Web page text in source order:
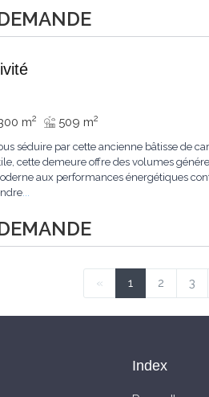
m2 509 m2
séduire par cette ancienne bâtisse de
cette demeure offre des volumes
aux performances énergétiques
...
« 1 2 3
Index